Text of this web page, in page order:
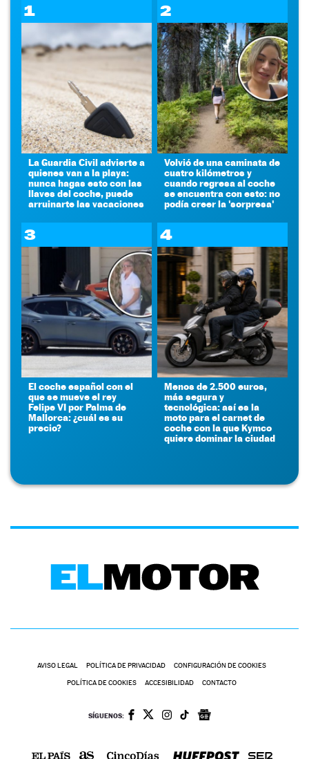
1
La Guardia Civil advierte a
quienes van a la playa:
nunca hagas esto con las
llaves del coche, puede
arruinarte las vacaciones
2
Volvió de una caminata de
cuatro kilómetros y
cuando regresa al coche
se encuentra con esto: no
podía creer la 'sorpresa'
3
El coche español con el
que se mueve el rey
Felipe VI por Palma de
Mallorca: ¿cuál es su
precio?
4
Menos de 2.500 euros,
más segura y
tecnológica: así es la
moto para el carnet de
coche con la que Kymco
quiere dominar la ciudad
AVISO LEGAL POLÍTICA DE PRIVACIDAD CONFIGURACIÓN DE COOKIES
POLÍTICA DE COOKIES ACCESIBILIDAD CONTACTO
SÍGUENOS: